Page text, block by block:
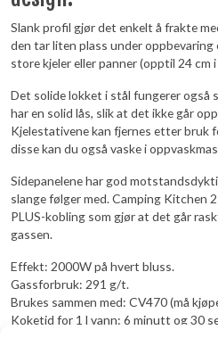
Slank profil gjør det enkelt å frakte
den tar liten plass under
store kjeler eller panner (opptil 24 cm
Det solide lokket i stål fungerer også
har en solid lås, slik at det ikke går
Kjelestativene kan fjernes etter bruk
disse kan du også vaske i
Sidepanelene har god
slange følger med. Camping Kitchen
PLUS-kobling som gjør at det går
gassen.
Effekt: 2000W på hvert bluss.
Gassforbruk: 291 g/t.
Brukes sammen med: CV470 (må
Koketid for 1 l vann: 6 minutt og 30